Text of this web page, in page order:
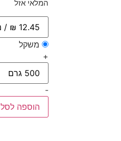
המלאי אזל
משקל
+
-
הוספה לסל